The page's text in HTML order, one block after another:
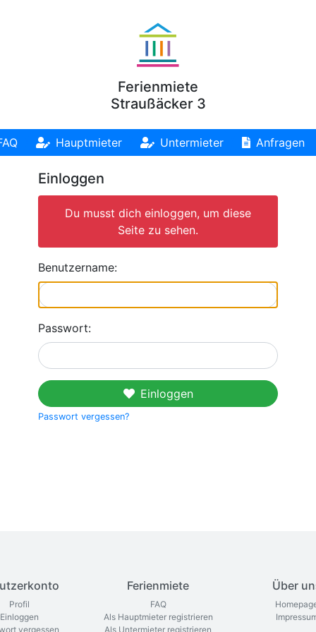
Ferienmiete
Straußäcker 3
Hauptmieter Untermieter Anfragen
Einloggen
Du musst dich einloggen, um diese
Seite zu sehen.
Benutzername:
Passwort:
Einloggen
Passwort vergessen?
Profil
Einloggen
vergessen
Ferienmiete
FAQ
Als Hauptmieter registrieren
Als Untermieter registrieren
Über